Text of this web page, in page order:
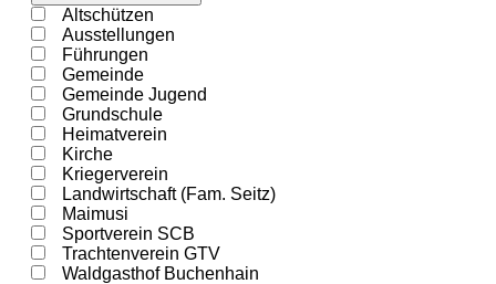
Filter
schließen
Veranstaltung
Kategorie
Altschützen
Ausstellungen
Führungen
Gemeinde
Gemeinde Jugend
Grundschule
Heimatverein
Kirche
Kriegerverein
Landwirtschaft (Fam. Seitz)
Maimusi
Sportverein SCB
Trachtenverein GTV
Waldgasthof Buchenhain